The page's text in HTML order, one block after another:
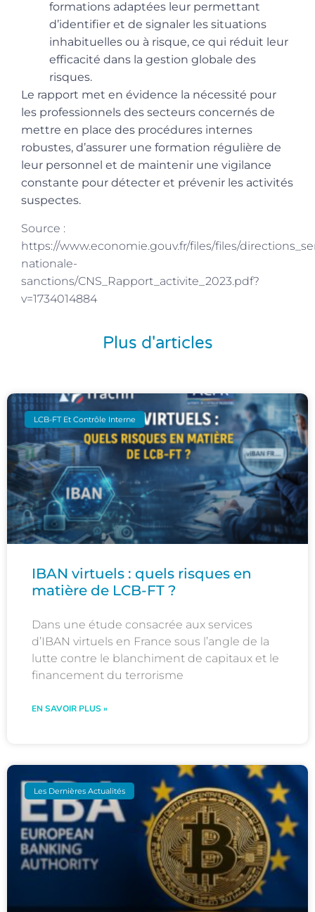
formations adaptées leur permettant
d’identifier et de signaler les situations
inhabituelles ou à risque, ce qui réduit leur
efficacité dans la gestion globale des
risques.
Le rapport met en évidence la nécessité pour
les professionnels des secteurs concernés de
mettre en place des procédures internes
robustes, d’assurer une formation régulière de
leur personnel et de maintenir une vigilance
constante pour détecter et prévenir les activités
suspectes.
Source :
https://www.economie.gouv.fr/files/files/
nationale-
sanctions/CNS_Rapport_activite_2023.pdf?
v=1734014884
Plus d'articles
LCB-FT Et Contrôle Interne
IBAN virtuels : quels risques en
matière de LCB-FT ?
Dans une étude consacrée aux services
d’IBAN virtuels en France sous l’angle de la
lutte contre le blanchiment de capitaux et le
financement du terrorisme
EN SAVOIR PLUS »
Les Dernières Actualités